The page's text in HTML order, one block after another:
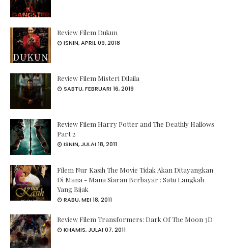
Review Filem Dukun
ISNIN, APRIL 09, 2018
Review Filem Misteri Dilaila
SABTU, FEBRUARI 16, 2019
Review Filem Harry Potter and The Deathly Hallows
Part 2
ISNIN, JULAI 18, 2011
Filem Nur Kasih The Movie Tidak Akan Ditayangkan
Di Mana - Mana Siaran Berbayar : Satu Langkah
Yang Bijak
RABU, MEI 18, 2011
Review Filem Transformers: Dark Of The Moon 3D
KHAMIS, JULAI 07, 2011